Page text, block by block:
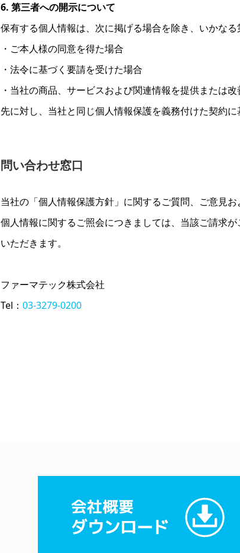
6. 第三者への開示について
保有する個人情報は、次に掲げる場合を除き、いかなる
・ご本人様の同意を得た場合
・法令に基づく要請を受けた場合
・当社の商品、サービスおよび関連情報を提供または
先に対し、当社と同じ個人情報保護を義務付けた契約
問い合わせ窓口
当社の「個人情報保護方針」に関するご質問、ご意見
個人情報に関するご照会につきましては、当該ご請求
いただきます。
ファーマテック株式会社
Tel： 03-3279-0200